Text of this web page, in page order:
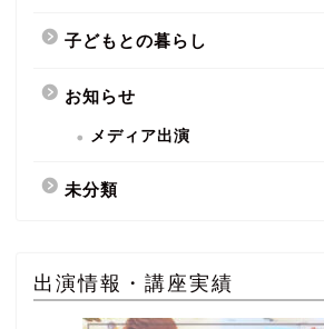
子どもとの暮らし
お知らせ
メディア出演
未分類
出演情報・講座実績